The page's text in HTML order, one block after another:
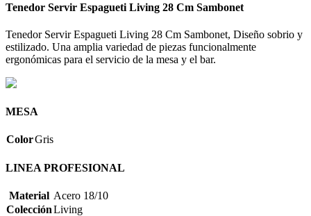
Tenedor Servir Espagueti Living 28 Cm Sambonet
Tenedor Servir Espagueti Living 28 Cm Sambonet, Diseño sobrio y
estilizado. Una amplia variedad de piezas funcionalmente
ergonómicas para el servicio de la mesa y el bar.
MESA
ColorGris
LINEA PROFESIONAL
Material Acero 18/10
ColecciónLiving